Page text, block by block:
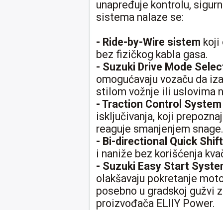
unapređuje kontrolu,
sistema nalaze se:
- Ride-by-Wire sistem koji
bez fizičkog kabla gasa.
- Suzuki Drive Mode
omogućavaju vozaču da
stilom vožnje ili uslovima
- Traction Control System
isključivanja, koji
reaguje smanjenjem snage.
- Bi-directional Quick
i naniže bez korišćenja
- Suzuki Easy Start
olakšavaju pokretanje
posebno u gradskoj gužvi
proizvođača ELIIY Power.